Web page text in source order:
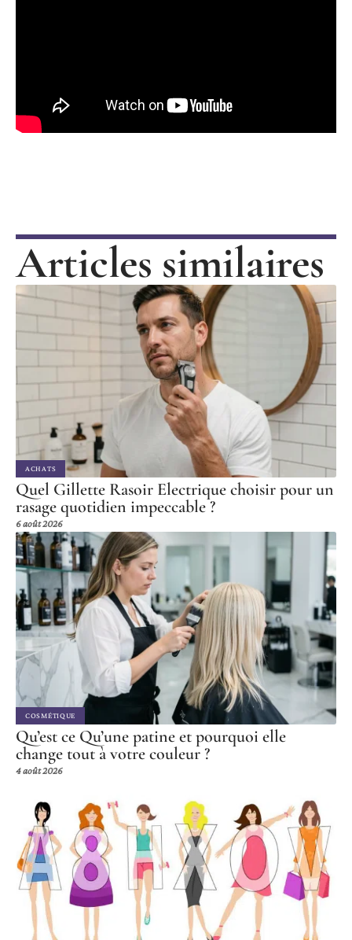
Articles similaires
ACHATS
Quel Gillette Rasoir Electrique choisir pour un
rasage quotidien impeccable ?
6 août 2026
COSMÉTIQUE
Qu’est ce Qu’une patine et pourquoi elle
change tout à votre couleur ?
4 août 2026